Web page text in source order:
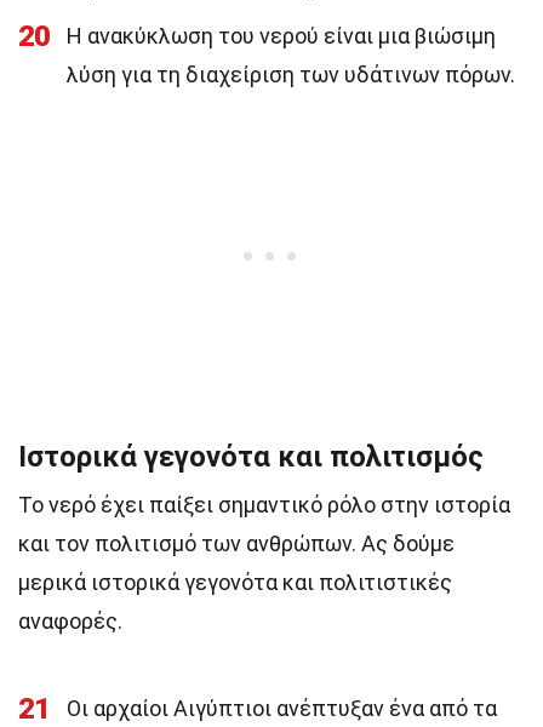
20
Η ανακύκλωση του νερού είναι μια βιώσιμη
λύση για τη διαχείριση των υδάτινων πόρων.
Ιστορικά γεγονότα και πολιτισμός
Το νερό έχει παίξει σημαντικό ρόλο στην ιστορία
και τον πολιτισμό των ανθρώπων. Ας δούμε
μερικά ιστορικά γεγονότα και πολιτιστικές
αναφορές.
21
Οι αρχαίοι Αιγύπτιοι ανέπτυξαν ένα από τα